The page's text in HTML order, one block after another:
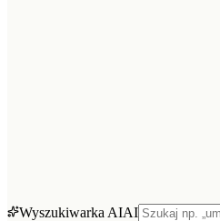
Wyszukiwarka AIAI